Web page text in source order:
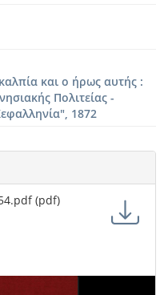
και ο ήρως αυτής :
Πολιτείας -
1872
(pdf)